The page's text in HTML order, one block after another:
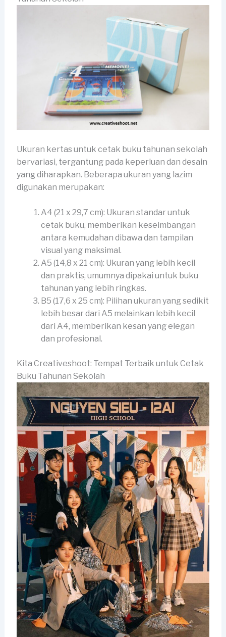
Ukuran kertas untuk cetak buku tahunan sekolah
bervariasi, tergantung pada keperluan dan desain
yang diharapkan. Beberapa ukuran yang lazim
digunakan merupakan:
A4 (21 x 29,7 cm): Ukuran standar untuk
cetak buku, memberikan keseimbangan
antara kemudahan dibawa dan tampilan
visual yang maksimal.
A5 (14,8 x 21 cm): Ukuran yang lebih kecil
dan praktis, umumnya dipakai untuk buku
tahunan yang lebih ringkas.
B5 (17,6 x 25 cm): Pilihan ukuran yang sedikit
lebih besar dari A5 melainkan lebih kecil
dari A4, memberikan kesan yang elegan
dan profesional.
Kita Creativeshoot: Tempat Terbaik untuk Cetak
Buku Tahunan Sekolah